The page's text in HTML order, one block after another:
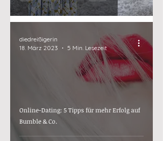
Online-Dating: 5 Tipps für mehr Erfolg auf
Bumble & Co.
diedreißigerin
18. März 2023
5 Min. Lesezeit